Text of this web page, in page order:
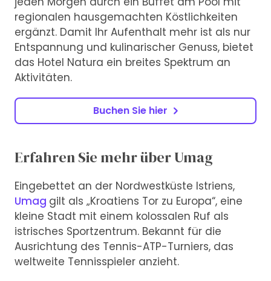
regionalen hausgemachten Köstlichkeiten
ergänzt. Damit Ihr Aufenthalt mehr ist als nur
Entspannung und kulinarischer Genuss, bietet
das Hotel Natura ein breites Spektrum an
Aktivitäten.
Buchen Sie hier
Erfahren Sie mehr über Umag
Eingebettet an der Nordwestküste Istriens,
Umag gilt als „Kroatiens Tor zu Europa“, eine
kleine Stadt mit einem kolossalen Ruf als
istrisches Sportzentrum. Bekannt für die
Ausrichtung des Tennis-ATP-Turniers, das
weltweite Tennisspieler anzieht.